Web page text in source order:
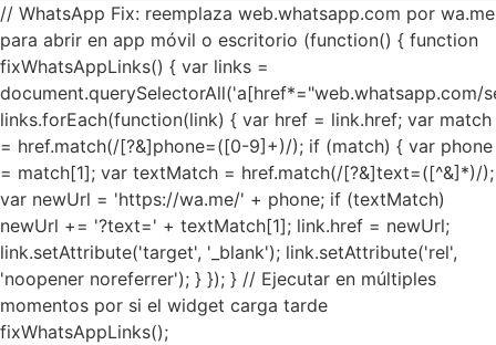
// WhatsApp Fix: reemplaza web.whatsapp.com por wa.me
para abrir en app móvil o escritorio (function() { function
fixWhatsAppLinks() { var links =
document.querySelectorAll('a[href*="web.whatsapp.com/
links.forEach(function(link) { var href = link.href; var match
= href.match(/[?&]phone=([0-9]+)/); if (match) { var phone
= match[1]; var textMatch = href.match(/[?&]text=([^&]*)/);
var newUrl = 'https://wa.me/' + phone; if (textMatch)
newUrl += '?text=' + textMatch[1]; link.href = newUrl;
link.setAttribute('target', '_blank'); link.setAttribute('rel',
'noopener noreferrer'); } }); } // Ejecutar en múltiples
momentos por si el widget carga tarde
fixWhatsAppLinks();